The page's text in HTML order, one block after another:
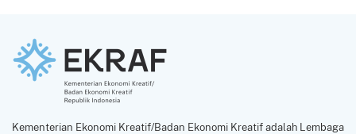
Kementerian Ekonomi Kreatif/Badan Ekonomi Kreatif adalah Lembaga